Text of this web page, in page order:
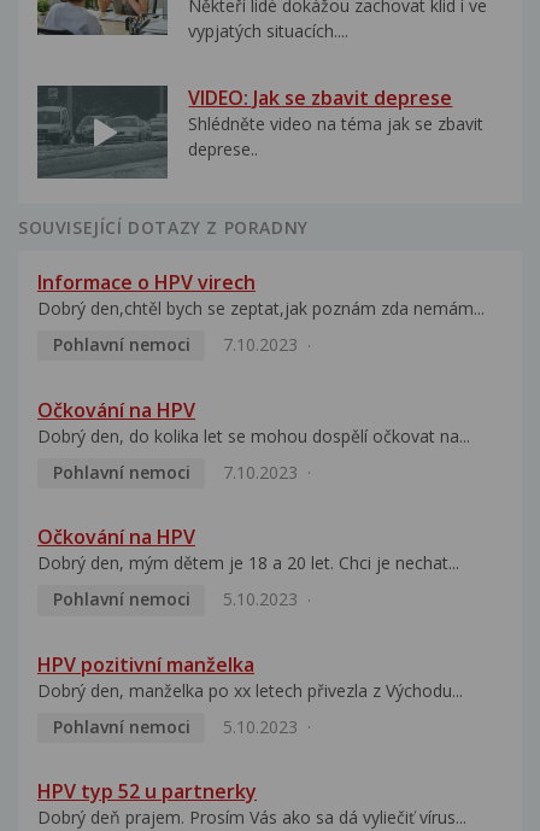
Někteří lidé dokážou zachovat klid i ve
vypjatých situacích....
VIDEO: Jak se zbavit deprese
Shlédněte video na téma jak se zbavit
deprese..
SOUVISEJÍCÍ DOTAZY Z PORADNY
Informace o HPV virech
Dobrý den,chtěl bych se zeptat,jak poznám zda nemám...
Pohlavní nemoci
7.10.2023
Očkování na HPV
Dobrý den, do kolika let se mohou dospělí očkovat na...
Pohlavní nemoci
7.10.2023
Očkování na HPV
Dobrý den, mým dětem je 18 a 20 let. Chci je nechat...
Pohlavní nemoci
5.10.2023
HPV pozitivní manželka
Dobrý den, manželka po xx letech přivezla z Východu...
Pohlavní nemoci
5.10.2023
HPV typ 52 u partnerky
Dobrý deň prajem. Prosím Vás ako sa dá vyliečiť vírus...